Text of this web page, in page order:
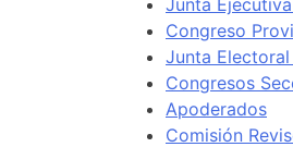
Junta
Congreso
Junta
Congresos
Apoderados
Comisión